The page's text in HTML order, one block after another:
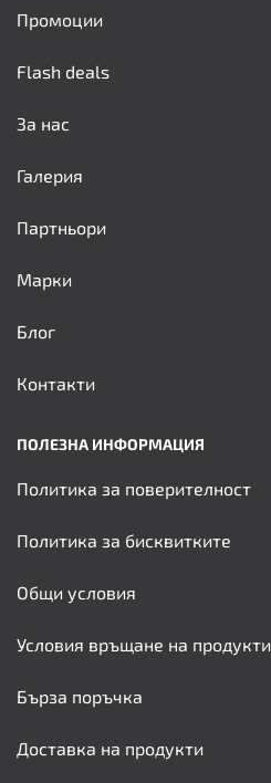
Промоции
Flash deals
За нас
Галерия
Партньори
Марки
Блог
Контакти
ПОЛЕЗНА ИНФОРМАЦИЯ
Политика за поверителност
Политика за бисквитките
Общи условия
Условия връщане на продукти
Бърза поръчка
Доставка на продукти